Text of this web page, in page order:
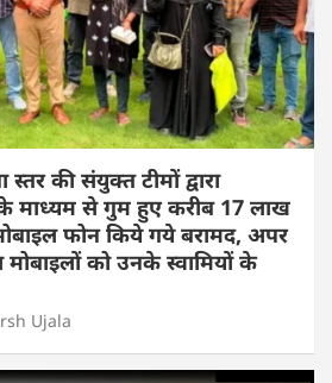
की संयुक्त टीमों द्वारा
माध्यम से गुम हुए करीब 17 लाख
फोन किये गये बरामद, अपर
मोबाइलों को उनके स्वामियों के
Ujala